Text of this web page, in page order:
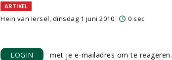
ARTIKEL
Hein van Iersel, dinsdag 1 juni 2010 0 sec
LOGIN met je e-mailadres om te reageren.